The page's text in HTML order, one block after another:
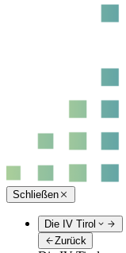
Schließen
Die IV Tirol
Zurück